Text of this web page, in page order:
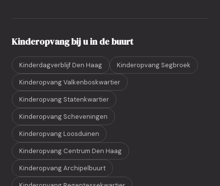
Kinderopvang bij u in de buurt
Kinderdagverblijf Den Haag Kinderopvang Segbroek
Kinderopvang Valkenboskwartier
Kinderopvang Statenkwartier
Kinderopvang Scheveningen
Kinderopvang Loosduinen
Kinderopvang Centrum Den Haag
Kinderopvang Archipelbuurt